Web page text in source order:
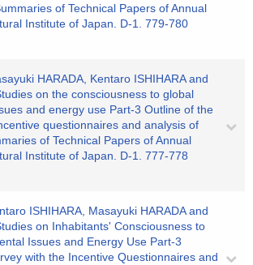
of Technical Papers of Annual
Institute of Japan. D-1. 779-780
HARADA, Kentaro ISHIHARA and
on the consciousness to global
and energy use Part-3 Outline of the
questionnaires and analysis of
of Technical Papers of Annual
Institute of Japan. D-1. 777-778
ISHIHARA, Masayuki HARADA and
on Inhabitants' Consciousness to
Issues and Energy Use Part-3
with the Incentive Questionnaires and